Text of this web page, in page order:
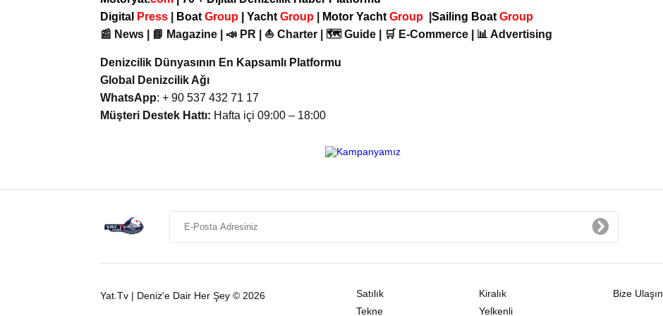
Digital
Press Boat Group Yacht Group Motor Yacht Group Sailing Boat Group
📰 News | 📘 Magazine | 📣 PR | ⛵ Charter | 🗺️ Guide | 🛒 E-Commerce | 📊 Advertising
Denizcilik Dünyasının En Kapsamlı Platformu
Global Denizcilik Ağı
WhatsApp: + 90 537 432 71 17
Müşteri Destek Hattı: Hafta içi 09:00 – 18:00
Yat.Tv | Deniz'e Dair Her Şey © 2026 Satılık
Kiralık
Tekne
Yelkenli
Bize Ulaşın